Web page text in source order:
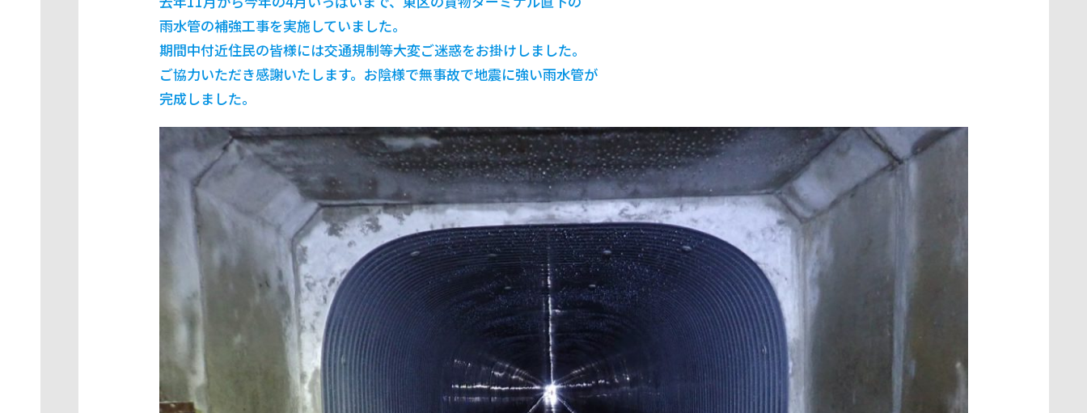
雨水管の補強工事を実施していました。
期間中付近住民の皆様には交通規制等大変ご迷惑をお掛けしました。
ご協力いただき感謝いたします。お陰様で無事故で地震に強い雨水管が
完成しました。